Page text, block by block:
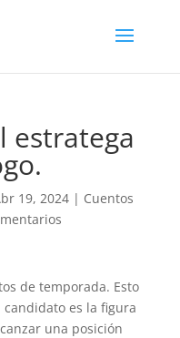
estratega
19, 2024| Cuentos
de temporada. Esto
candidato es la figura
una posición